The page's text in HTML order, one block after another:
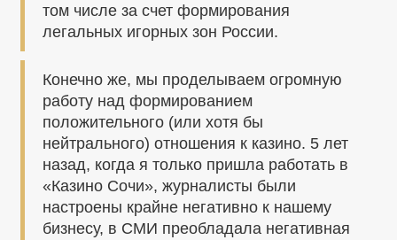
том числе за счет формирования
легальных игорных зон России.
Конечно же, мы проделываем огромную
работу над формированием
положительного (или хотя бы
нейтрального) отношения к казино. 5 лет
назад, когда я только пришла работать в
«Казино Сочи», журналисты были
настроены крайне негативно к нашему
бизнесу, в СМИ преобладала негативная